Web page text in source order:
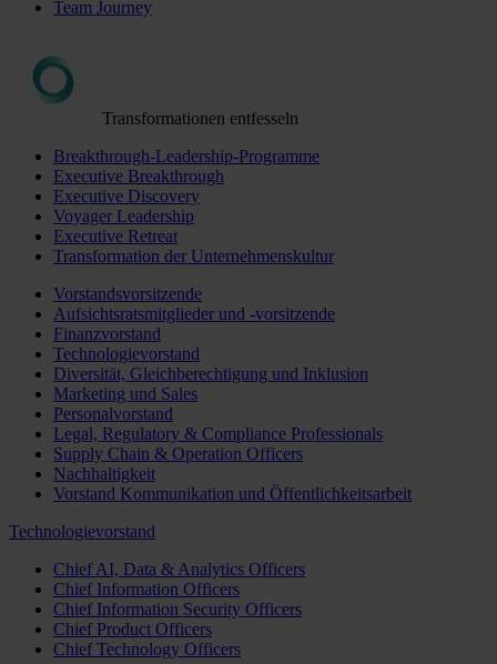
Team Journey
Transformationen entfesseln
Breakthrough-Leadership-Programme
Executive Breakthrough
Executive Discovery
Voyager Leadership
Executive Retreat
Transformation der Unternehmenskultur
Vorstandsvorsitzende
Aufsichtsratsmitglieder und -vorsitzende
Finanzvorstand
Technologievorstand
Diversität, Gleichberechtigung und Inklusion
Marketing und Sales
Personalvorstand
Legal, Regulatory & Compliance Professionals
Supply Chain & Operation Officers
Nachhaltigkeit
Vorstand Kommunikation und Öffentlichkeitsarbeit
Technologievorstand
Chief AI, Data & Analytics Officers
Chief Information Officers
Chief Information Security Officers
Chief Product Officers
Chief Technology Officers